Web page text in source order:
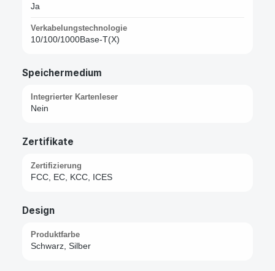
Ja
Verkabelungstechnologie
10/100/1000Base-T(X)
Speichermedium
Integrierter Kartenleser
Nein
Zertifikate
Zertifizierung
FCC, EC, KCC, ICES
Design
Produktfarbe
Schwarz, Silber